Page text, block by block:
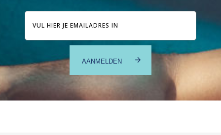
E-
mailadres